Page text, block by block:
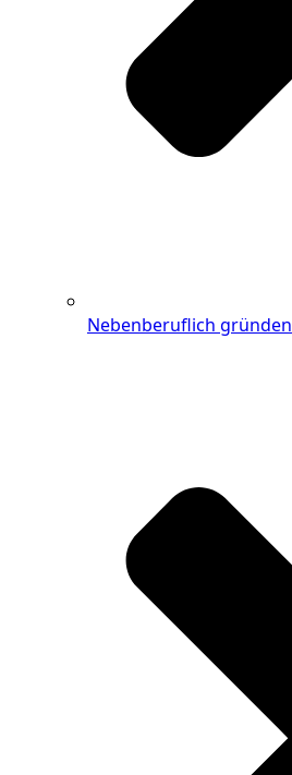
Nebenberuflich gründen